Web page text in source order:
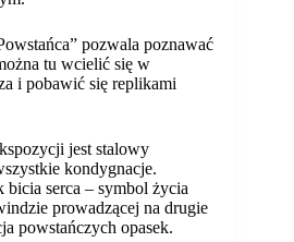
pozwala poznawać
tu wcielić się w
i pobawić się replikami
jest stalowy
kondygnacje.
serca – symbol życia
prowadzącej na drugie
powstańczych opasek.